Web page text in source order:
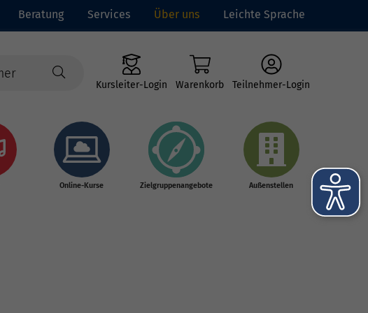
Beratung Services Über uns Leichte Sprache
Kursleiter-Login Warenkorb Teilnehmer-Login
Online-Kurse Zielgruppenangebote Außenstellen